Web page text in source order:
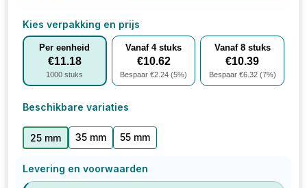
Kies verpakking en prijs
Per eenheid
€11.18
1000 stuks
Vanaf 4stuks
€10.62
Bespaar €2.24 (5%)
Vanaf 8stuks
€10.39
Bespaar €6.32(7%)
Beschikbare variaties
25 mm 35 mm 55 mm
Levering en voorwaarden